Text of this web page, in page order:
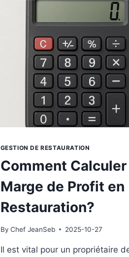
GESTION DE RESTAURATION
Comment Calculer
Marge de Profit en
Restauration?
By Chef JeanSeb 2025-10-27
Il est vital pour un propriétaire